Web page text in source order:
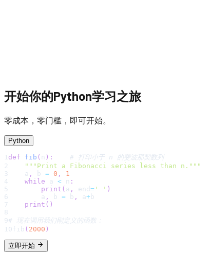
开始你的Python学习之旅
零成本，零门槛，即可开始。
Python
1 def fib ( n ) :
# 打印小于 n 的斐波那契数列
2
"""Print a Fibonacci series less than n."""
3
    a
, b = 0 ,
1
4
while a < n :
5
print ( a , end = ' ' )
6
        a
, b = b , a+ b
7
print ( )
8
9# 现在调用我们刚定义的函数：
10 fib ( 2000 )
立即开始